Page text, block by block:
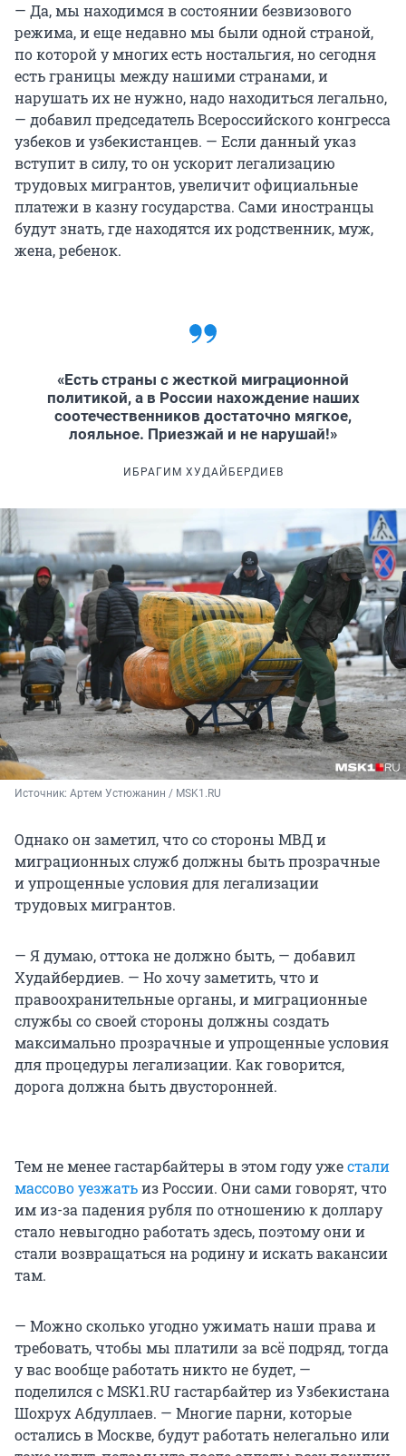
— Да, мы находимся в состоянии безвизового
режима, и еще недавно мы были одной страной,
по которой у многих есть ностальгия, но сегодня
есть границы между нашими странами, и
нарушать их не нужно, надо находиться легально,
— добавил председатель Всероссийского конгресса
узбеков и узбекистанцев. — Если данный указ
вступит в силу, то он ускорит легализацию
трудовых мигрантов, увеличит официальные
платежи в казну государства. Сами иностранцы
будут знать, где находятся их родственник, муж,
жена, ребенок.
«Есть страны с жесткой миграционной
политикой, а в России нахождение наших
соотечественников достаточно мягкое,
лояльное. Приезжай и не нарушай!»
ИБРАГИМ ХУДАЙБЕРДИЕВ
Источник: Артем Устюжанин / MSK1.RU
Однако он заметил, что со стороны МВД и
миграционных служб должны быть прозрачные
и упрощенные условия для легализации
трудовых мигрантов.
— Я думаю, оттока не должно быть, — добавил
Худайбердиев. — Но хочу заметить, что и
правоохранительные органы, и миграционные
службы со своей стороны должны создать
максимально прозрачные и упрощенные условия
для процедуры легализации. Как говорится,
дорога должна быть двусторонней.
Тем не менее гастарбайтеры в этом году ужестали
массово уезжатьиз России. Они сами говорят, что
им из-за падения рубля по отношению к доллару
стало невыгодно работать здесь, поэтому они и
стали возвращаться на родину и искать вакансии
там.
— Можно сколько угодно ужимать наши права и
требовать, чтобы мы платили за всё подряд, тогда
у вас вообще работать никто не будет, —
поделился с MSK1.RU гастарбайтер из Узбекистана
Шохрух Абдуллаев. — Многие парни, которые
остались в Москве, будут работать нелегально или